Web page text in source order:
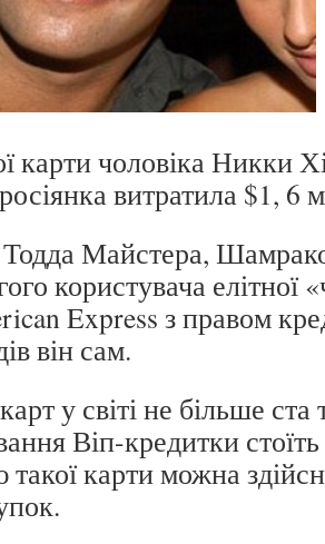
карти чоловіка Никки
витратила $1, 6
Майстера,
користувача елітної
Express з правом
він сам.
у світі не більше ста
Віп-кредитки
карти можна